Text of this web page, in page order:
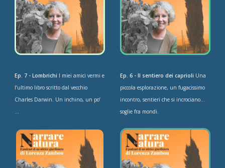
Ep. 7 - Lombrichi I miei amici vermi e
l’ultimo libro scritto dal vecchio
Charles Darwin. Un inchino, un po’
...
Ep. 6 - Il sentiero dei caprioli Una
piccola esplorazione, un fugacissimo
incontro, sentieri che si incrociano…
soglie fra mondi.